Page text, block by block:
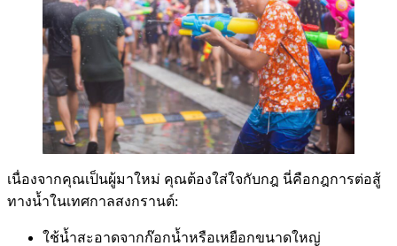
เนื่องจากคุณเป็นผู้มาใหม่ คุณต้องใส่ใจกับกฎ นี่คือกฎการต่อสู้
ทางน้ำในเทศกาลสงกรานต์:
ใช้น้ำสะอาดจากก๊อกน้ำหรือเหยือกขนาดใหญ่